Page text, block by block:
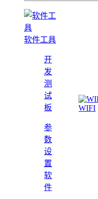
软件工具
开
发
测
试
板
参
数
设
置
软
件
WIFI